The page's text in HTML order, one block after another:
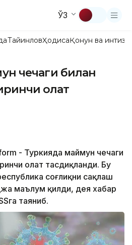
ЎЗ
ТайинловҲодисаҚонун ва
чечаги билан
ҳолат
- Туркияда маймун чечаги
ҳолат тасдиқланди. Бу
соғлиқни сақлаш
маълум қилди, дея хабар
таяниб.